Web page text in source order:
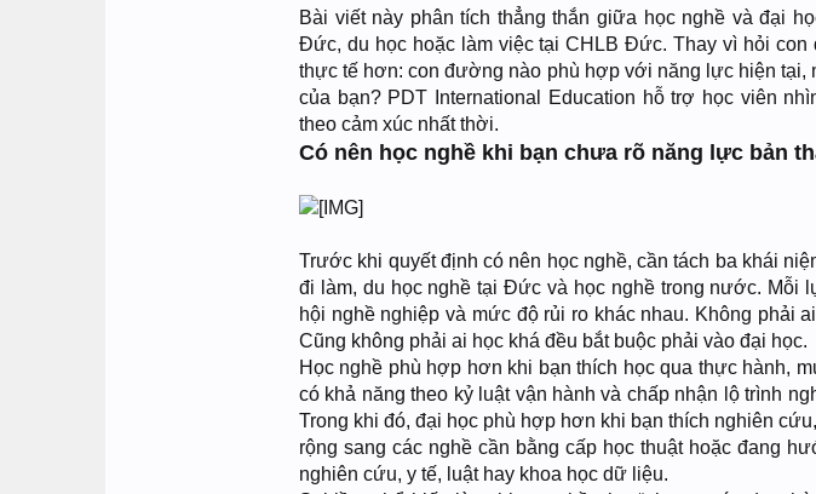
Bài viết này phân tích thẳng thắn giữa học nghề và đại
Đức, du học hoặc làm việc tại CHLB Đức. Thay vì hỏi con
thực tế hơn: con đường nào phù hợp với năng lực hiện tại,
của bạn? PDT International Education hỗ trợ học viên
theo cảm xúc nhất thời.
Có nên học nghề khi bạn chưa rõ năng lực bản
Trước khi quyết định có nên học nghề, cần tách ba khái
đi làm, du học nghề tại Đức và học nghề trong nước. Mỗi
hội nghề nghiệp và mức độ rủi ro khác nhau. Không phải
Cũng không phải ai học khá đều bắt buộc phải vào đại học.
Học nghề phù hợp hơn khi bạn thích học qua thực hành,
có khả năng theo kỷ luật vận hành và chấp nhận lộ trình
Trong khi đó, đại học phù hợp hơn khi bạn thích nghiên
rộng sang các nghề cần bằng cấp học thuật hoặc đang
nghiên cứu, y tế, luật hay khoa học dữ liệu.